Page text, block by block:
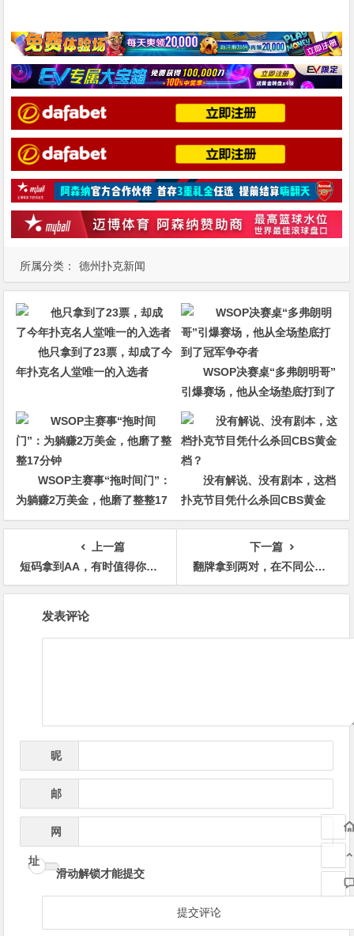
所属分类： 德州扑克新闻
他只拿到了23票，却成了今
年扑克名人堂唯一的入选者
WSOP决赛桌“多弗朗明哥”
引爆赛场，他从全场垫底打到了
冠军争夺者
WSOP主赛事“拖时间门”：
为躺赚2万美金，他磨了整整17
分钟
没有解说、没有剧本，这档
扑克节目凭什么杀回CBS黄金
档？
上一篇
短码拿到AA，有时值得你冒险慢玩
下一篇
翻牌拿到两对，在不同公共牌面该怎么打
发表评论
昵
邮
网
址
滑动解锁才能提交